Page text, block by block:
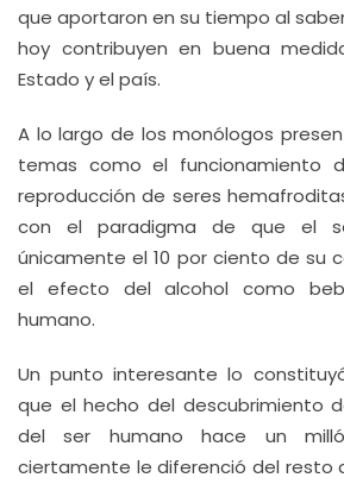
que aportaron en su tiempo al
hoy contribuyen en buena
Estado y el país.
A lo largo de los monólogos
temas como el funcionamiento
reproducción de seres
con el paradigma de que el
únicamente el 10 por ciento de su
el efecto del alcohol como
humano.
Un punto interesante lo
que el hecho del descubrimiento
del ser humano hace un
ciertamente le diferenció del resto